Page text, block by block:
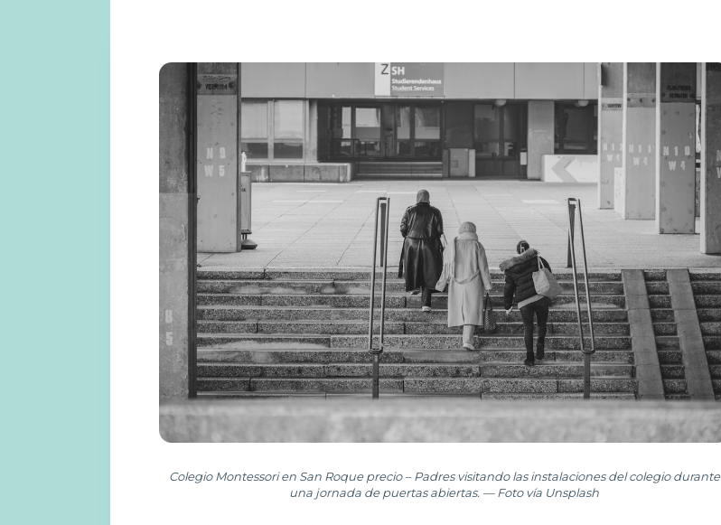
Colegio Montessori en San Roque precio – Padres visitando las instalaciones del colegio durante
una jornada de puertas abiertas. — Foto vía Unsplash